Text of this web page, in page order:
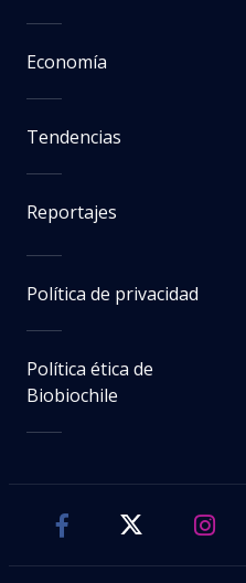
Economía
Tendencias
Reportajes
Política de privacidad
Política ética de
Biobiochile